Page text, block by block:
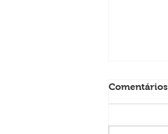
Comentários